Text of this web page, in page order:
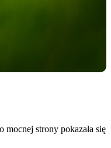
strony pokazała się